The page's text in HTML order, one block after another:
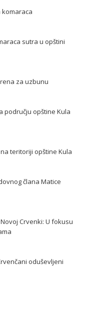
sutra u opštini
za uzbunu
području opštine Kula
teritoriji opštine Kula
člana Matice
Crvenki: U fokusu
oduševljeni